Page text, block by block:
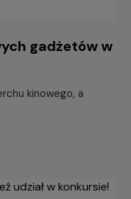
gadżetów w
kinowego, a